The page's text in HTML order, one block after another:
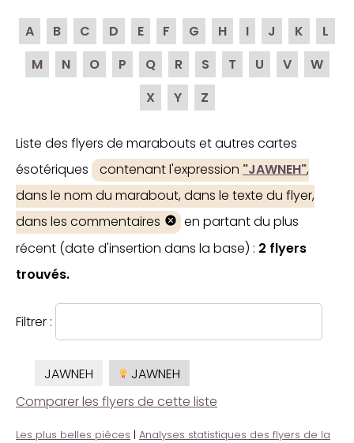
A B C D E F G H I J K
L
M
N O P Q R S T U V
W
X
Y Z
Liste des flyers de marabouts et autres cartes
ésotériques
contenant l'expression "JAWNEH",
dans le nom du marabout, dans le texte du flyer,
dans les commentaires
en partant du plus
récent (date d'insertion dans la base) : 2 flyers
trouvés.
Filtrer :
JAWNEH
JAWNEH
Comparer les flyers de cette liste
Les plus belles pièces | Analyses statistiques des flyers de la